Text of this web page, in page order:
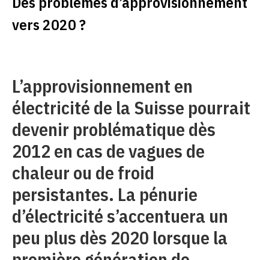
vers 2020 ?
L’approvisionnement en
électricité de la Suisse pourrait
devenir problématique dès
2012 en cas de vagues de
chaleur ou de froid
persistantes. La pénurie
d’électricité s’accentuera un
peu plus dès 2020 lorsque la